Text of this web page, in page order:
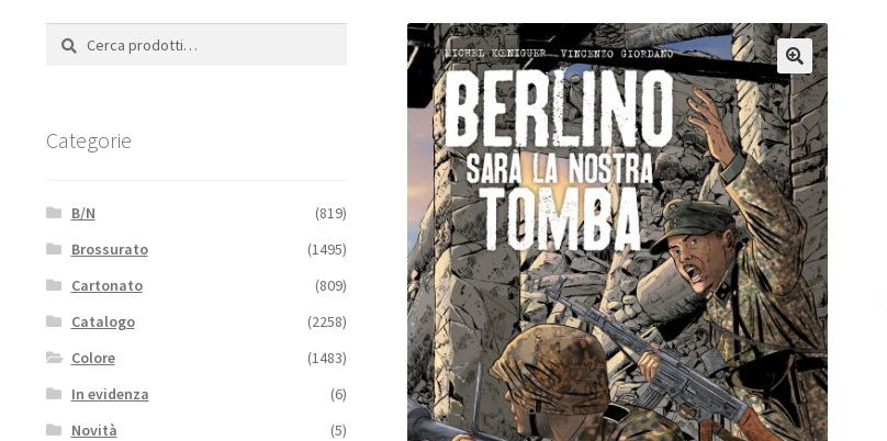
Cerca:
Cerca
Categorie
B/N
(819)
Brossurato
(1495)
Cartonato
(809)
Catalogo
(2258)
Colore
(1483)
In evidenza
(6)
Novità
(5)